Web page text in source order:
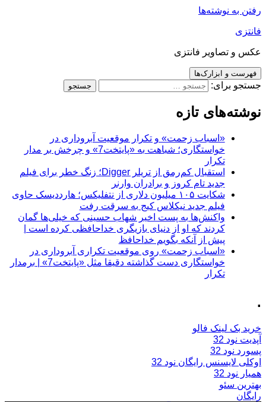
رفتن به نوشته‌ها
فانتزی
عکس و تصاویر فانتزی
فهرست و ابزارک‌ها
جستجو برای:
نوشته‌های تازه
«اسباب زحمت» و تکرار موقعیت آبروداری در
خواستگاری؛ شباهت به «پایتخت7» و چرخش بر مدار
تکرار
استقبال کم‌رمق از تریلر Digger؛ زنگ خطر برای فیلم
جدید تام کروز و برادران وارنر
شکایت ۱۰۵ میلیون دلاری از نتفلیکس؛ هارددیسک حاوی
فیلم جدید نیکلاس کیج به سرقت رفت
واکنش‌ها به پست اخیر شهاب حسینی که خیلی‌ها گمان
کردند که او از دنیای بازیگری خداحافظی کرده است |
پیش از آنکه بگویم خداحافظ
«اسباب زحمت» روی موقعیت تکراری آبروداری در
خواستگاری دست گذاشته دقیقا مثل «پایتخت7» | برمدار
تکرار
.
خرید بک لینک فالو
آپدیت نود 32
پسورد نود 32
اوکلی لایسنس رایگان نود 32
همیار نود 32
بهترین سئو
رایگان